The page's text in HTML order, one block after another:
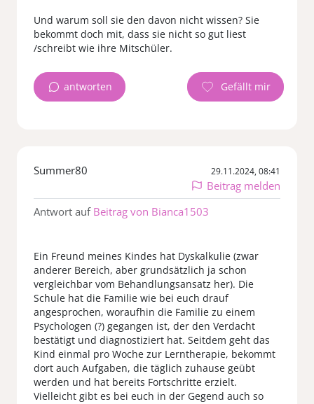
Und warum soll sie den davon nicht wissen? Sie
bekommt doch mit, dass sie nicht so gut liest
antworten
Summer80 29.11.2024, 08:41
Beitrag melden
Antwort auf Beitrag von Bianca1503
Ein Freund meines Kindes hat Dyskalkulie (zwar
anderer Bereich, aber grundsätzlich ja schon
vergleichbar vom Behandlungsansatz her). Die
Schule hat die Familie wie bei euch drauf
angesprochen, woraufhin die Familie zu einem
Psychologen (?) gegangen ist, der den Verdacht
bestätigt und diagnostiziert hat. Seitdem geht das
Kind einmal pro Woche zur Lerntherapie, bekommt
dort auch Aufgaben, die täglich zuhause geübt
werden und hat bereits Fortschritte erzielt.
Vielleicht gibt es bei euch in der Gegend auch so